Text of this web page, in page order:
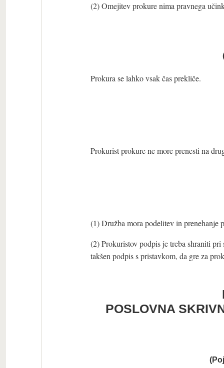
(2) Omejitev prokure nima pravnega
Prokura se lahko vsak čas prekliče.
Prokurist prokure ne more prenesti na
(1) Družba mora podelitev in prenehanje
(2) Prokuristov podpis je treba shraniti
takšen podpis s pristavkom, da gre za
POSLOVNA